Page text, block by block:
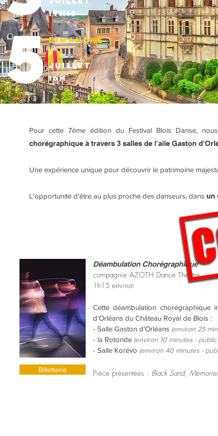
19h15
5Dimanche
-
juillet
16h
Pour cette 7ème édition du Festival Blois Danse,
chorégraphique à travers 3 salles de l'aile Gaston
Une expérience unique pour découvrir le patrimoine
L'opportunité d'être au plus proche des danseurs, dans un
CHÂTEAU
Déambulation Chorégraphique
compagnie AZOTH Dance Theatre
1h15 environ
Cette déambulation
d'Orléans du Château Royal de Blois :
- Salle Gaston d'Orléans (environ 25
- la Rotonde (environ 10 minutes -
- Salle Korévo (environ 40 minutes -
Billetterie Pièce présentées : Black Sand,